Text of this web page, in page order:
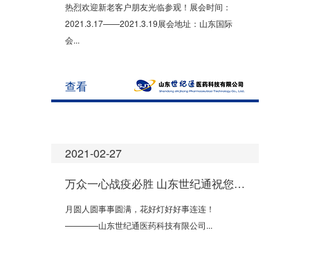
热烈欢迎新老客户朋友光临参观！展会时间：
2021.3.17——2021.3.19展会地址：山东国际
会...
查看
2021-02-27
万众一心战疫必胜 山东世纪通祝您元宵节快乐!
月圆人圆事事圆满，花好灯好好事连连！
————山东世纪通医药科技有限公司...